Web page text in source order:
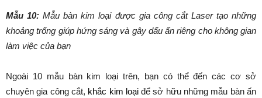
Mẫu 10:Mẫu bàn kim loại được gia công cắt Laser tạo những
khoảng trống giúp hứng sáng và gây dấu ấn riêng cho không gian
làm việc của bạn
Ngoài 10 mẫu bàn kim loại trên, bạn có thể đến các cơ sở
chuyên gia công cắt, khắc kim loạiđể sở hữu những mẫu bàn ấn